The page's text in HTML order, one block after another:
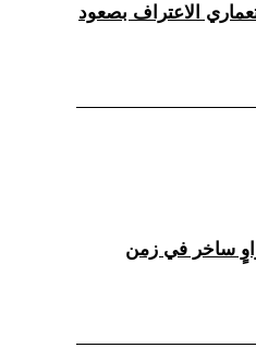
الاعتراف بصعود
راوٍ ساخر في زمن